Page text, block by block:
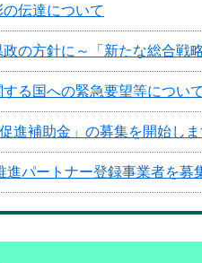
伝達について
の方針に～「新たな総合戦
する国への緊急要望等について
進補助金」の募集を開始し
進パートナー登録事業者を募